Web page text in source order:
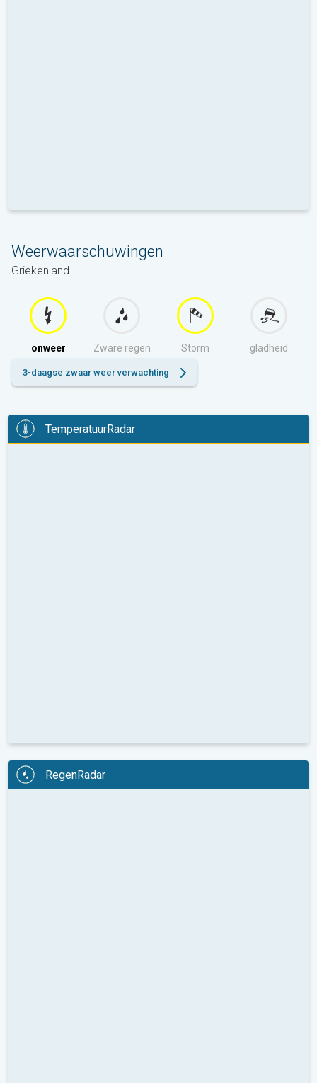
Weerwaarschuwingen
Griekenland
onweer Zware regen Storm gladheid
3-daagse zwaar weer verwachting
TemperatuurRadar
RegenRadar